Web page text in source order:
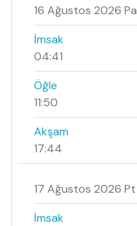
16 Ağustos 2026 Pa
İmsak
04:41
Öğle
11:50
Akşam
17:44
17 Ağustos 2026 Pt
İmsak